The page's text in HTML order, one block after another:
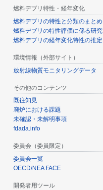
燃料デブリ特性・経年変化
燃料デブリの特性と分類のまとめ
燃料デブリの特性評価に係る研究
燃料デブリの経年変化特性の推定
環境情報（外部サイト）
放射線物質モニタリングデータ
その他のコンテンツ
既往知見
廃炉における課題
未確認・未解明事項
fdada.info
委員会（委員限定）
委員会一覧
OECD/NEA FACE
開発者用ツール